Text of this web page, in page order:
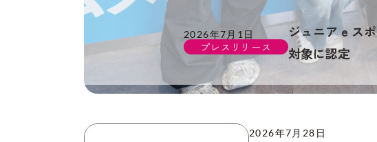
2026年7月1日
プレスリリース
ジュニア e ス
対象に認定
2026年7月28日